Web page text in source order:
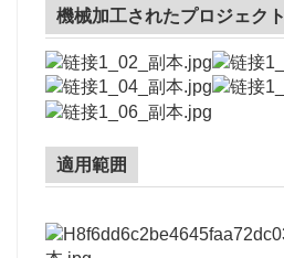
機械加工されたプロジェクト
適用範囲